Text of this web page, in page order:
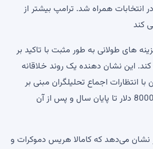
انتخابات همراه شد. ترامپ بیشتر از
کند
های طولانی به طور مثبت با تاکید بر
این نشان دهنده یک روند خلاقانه
انتظارات اجماع تحلیلگران مبنی بر
افزایش قیمت به 80000 دلار تا پایان سال و پس از آن
می‌دهد که کامالا هریس دموکرات و